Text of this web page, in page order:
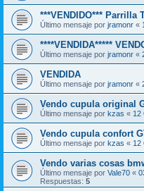
***VENDIDO*** Parrilla
Último mensaje por jramonr «
****VENDIDA*****
Último mensaje por jramonr «
VENDIDA
Último mensaje por jramonr «
Vendo cupula original
Último mensaje por kzas « 12
Vendo cupula confort
Último mensaje por kzas « 12
Vendo varias cosas
Último mensaje por Vale70 «
Respuestas: 5